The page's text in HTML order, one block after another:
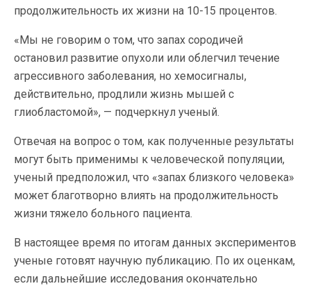
продолжительность их жизни на 10-15 процентов.
«Мы не говорим о том, что запах сородичей
остановил развитие опухоли или облегчил течение
агрессивного заболевания, но хемосигналы,
действительно, продлили жизнь мышей с
глиобластомой», — подчеркнул ученый.
Отвечая на вопрос о том, как полученные результаты
могут быть применимы к человеческой популяции,
ученый предположил, что «запах близкого человека»
может благотворно влиять на продолжительность
жизни тяжело больного пациента.
В настоящее время по итогам данных экспериментов
ученые готовят научную публикацию. По их оценкам,
если дальнейшие исследования окончательно